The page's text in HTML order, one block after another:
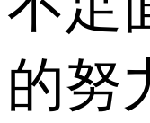
的努